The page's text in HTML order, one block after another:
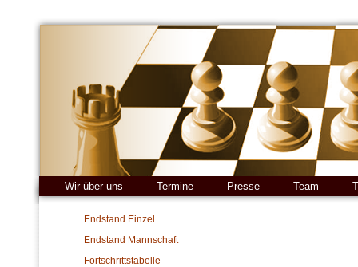
Wir über uns Termine Presse Team
Endstand Einzel
Endstand Mannschaft
Fortschrittstabelle